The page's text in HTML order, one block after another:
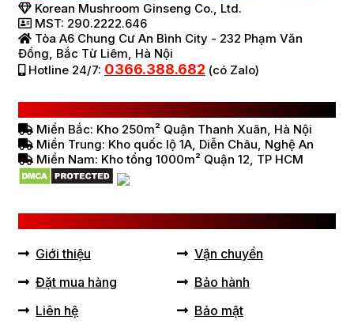
Korean Mushroom Ginseng Co., Ltd.
MST: 290.2222.646
Tòa A6 Chung Cư An Bình City - 232 Phạm Văn
Đồng, Bắc Từ Liêm, Hà Nội
Hotline 24/7: 0366.388.682 (có Zalo)
Miền Bắc: Kho 250m² Quận Thanh Xuân, Hà Nội
Miền Trung: Kho quốc lộ 1A, Diễn Châu, Nghệ An
Miền Nam: Kho tổng 1000m² Quận 12, TP HCM
Giới thiệu
Đặt mua hàng
Liên hệ
Vận chuyển
Bảo hành
Bảo mật